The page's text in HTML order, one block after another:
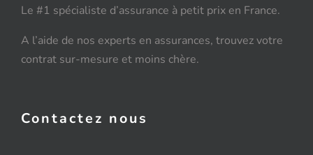
Le #1 spécialiste d’assurance à petit prix en France.
A l’aide de nos experts en assurances, trouvez votre
contrat sur-mesure et moins chère.
Contactez nous